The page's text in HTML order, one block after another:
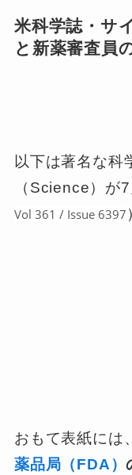
米科学誌・サ
と新薬審査員
以下は著名な科
（Science）が
Vol 361 / Issue 6397
おもて表紙には
薬品局（FDA）